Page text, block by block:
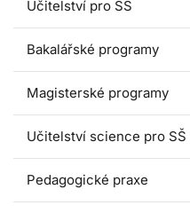
Učitelství pro SŠ
Bakalářské programy
Magisterské programy
Učitelství science pro SŠ
Pedagogické praxe